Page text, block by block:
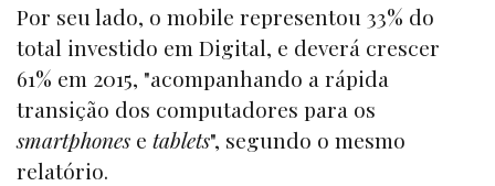
Por seu lado, o mobile representou 33% do
total investido em Digital, e deverá crescer
61% em 2015, "acompanhando a rápida
transição dos computadores para os
smartphones e tablets", segundo o mesmo
relatório.